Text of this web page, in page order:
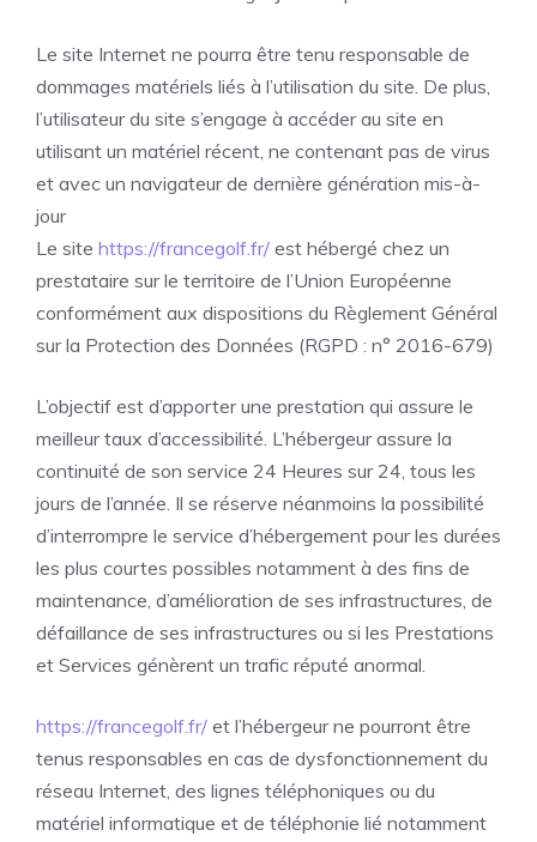
Le site Internet ne pourra être tenu responsable de
dommages matériels liés à l’utilisation du site. De plus,
l’utilisateur du site s’engage à accéder au site en
utilisant un matériel récent, ne contenant pas de virus
et avec un navigateur de dernière génération mis-à-
jour
Le site https://francegolf.fr/ est hébergé chez un
prestataire sur le territoire de l’Union Européenne
conformément aux dispositions du Règlement Général
sur la Protection des Données (RGPD : n° 2016-679)
L’objectif est d’apporter une prestation qui assure le
meilleur taux d’accessibilité. L’hébergeur assure la
continuité de son service 24 Heures sur 24, tous les
jours de l’année. Il se réserve néanmoins la possibilité
d’interrompre le service d’hébergement pour les durées
les plus courtes possibles notamment à des fins de
maintenance, d’amélioration de ses infrastructures, de
défaillance de ses infrastructures ou si les Prestations
et Services génèrent un trafic réputé anormal.
https://francegolf.fr/ et l’hébergeur ne pourront être
tenus responsables en cas de dysfonctionnement du
réseau Internet, des lignes téléphoniques ou du
matériel informatique et de téléphonie lié notamment